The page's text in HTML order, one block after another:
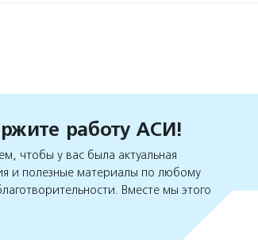
работу АСИ!
чтобы у вас была актуальная
и полезные материалы по любому
Вместе мы этого